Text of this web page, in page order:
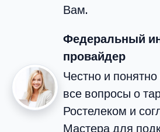
Вам.
Федеральный
провайдер
Честно и
все вопросы о
Ростелеком и
Мастера для